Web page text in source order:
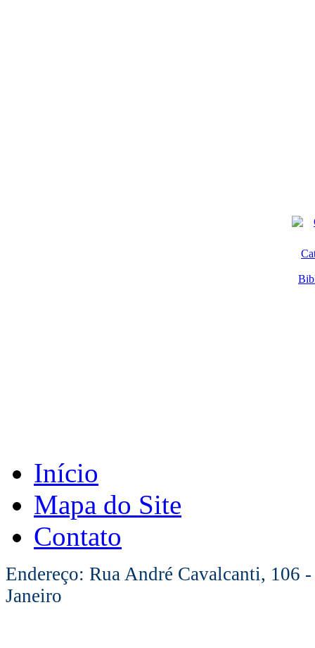
Início
Mapa do Site
Contato
Endereço: Rua André Cavalcanti, 106
Janeiro